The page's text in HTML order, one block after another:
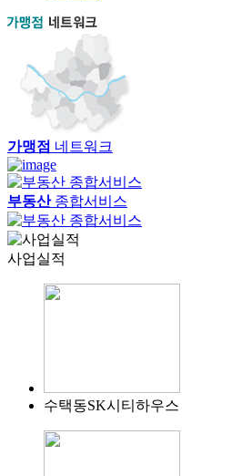
가맹점 네트워크
부동산종합서비스
사업실적
수택동SK시티하우스